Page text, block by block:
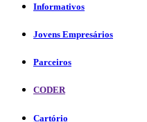
Informativos
Jovens Empresários
Parceiros
CODER
Cartório